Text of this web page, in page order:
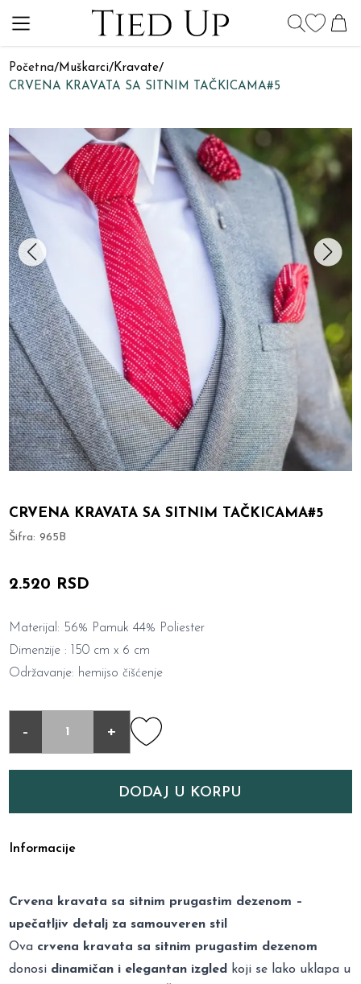
Početna/Muškarci/Kravate/
CRVENA KRAVATA SA SITNIM TAČKICAMA#5
CRVENA KRAVATA SA SITNIM TAČKICAMA#5
Šifra:965B
2.520 RSD
Materijal: 56% Pamuk 44% Poliester
Dimenzije : 150 cm x 6 cm
Održavanje: hemijso čišćenje
- +
DODAJ U KORPU
Informacije
Crvena kravata sa sitnim prugastim dezenom –
upečatljiv detalj za samouveren stil
Ova crvena kravata sa sitnim prugastim dezenom
donosi dinamičan i elegantan izgled
koji se lako uklapa u